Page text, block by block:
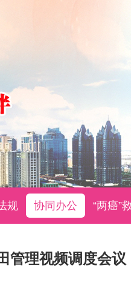
规 协同办公 “两癌”
管理视频调度会议